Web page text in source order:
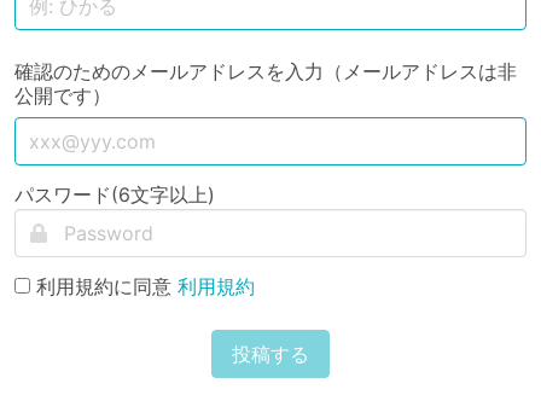
確認のためのメールアドレスを入力（メールアドレスは非
公開です）
パスワード(6文字以上)
利用規約に同意 利用規約
投稿する